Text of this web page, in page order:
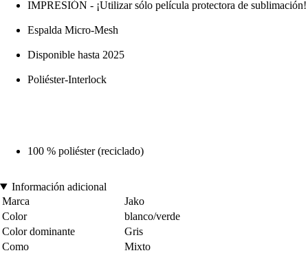
IMPRESIÓN - ¡Utilizar sólo película protectora de sublimación!
Espalda Micro-Mesh
Disponible hasta 2025
Poliéster-Interlock
100 % poliéster (reciclado)
Información adicional
Marca
Jako
Color
blanco/verde
Color dominante
Gris
Como
Mixto